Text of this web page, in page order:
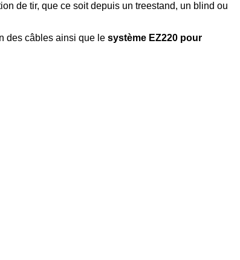
de tir, que ce soit depuis un treestand, un blind ou
des câbles ainsi que le système EZ220 pour